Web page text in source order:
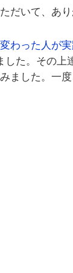
だいて、あり
わった人が
した。その上
ました。一